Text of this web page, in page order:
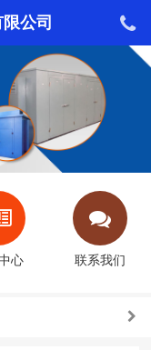
公司
心 联系我们